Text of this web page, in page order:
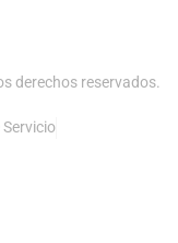
derechos reservados.